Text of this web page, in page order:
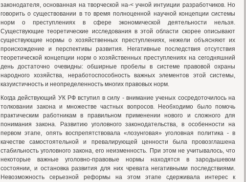
законодателя, основанная на творческой на-< учной интуиции разработчиков. Но
говорить о существовании в то время полноценной научной концепции системы
норм о преступлениях в сфере экономической деятельности нельзя.
Существующие теоретические исследования в этой области скорее описывают
существующие нормы о хозяйственных преступлениях, нежели объясняют их
происхождение и перспективы развития. Негативные последствия отсутствия
теоретической концепции норм о хозяйственных преступлениях на сегодняшний
день достаточно очевидны: обширные пробелы в системе правовой охраны
народного хозяйства, неработоспособность важных элементов этой системы,
казуистичность и неопределенность многих правовых норм.
Когда действующий УК РФ вступил в силу - внимание ученых сосредоточилось на
толковании закона и множестве частных вопросов. Необходимо было помочь
практическим работникам в правильном применении нового и сложного для
понимания закона. Развитию уголовного законодательства, в особенности на
первом этапе, опять воспрепятствовала «лозунговая» уголовная политика - в
качестве самостоятельной и превалирующей ценности была провозглашена
стабильность уголовного закона, его неизменность. При этом не учитывалось, что
некоторые важные уголовно-правовые нормы находятся в зародышевом
состоянии, и остановка развития для них чревата негативными последствиями.
Невозможность серьезной реформы на этом этапе сдерживала интерес к